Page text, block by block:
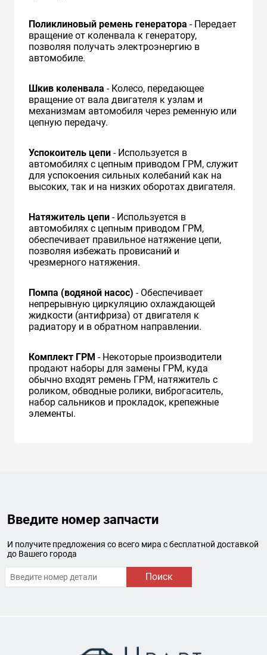
Поликлиновый ремень генератора - Передает
вращение от коленвала к генератору,
позволяя получать электроэнергию в
автомобиле.
Шкив коленвала - Колесо, передающее
вращение от вала двигателя к узлам и
механизмам автомобиля через ременную или
цепную передачу.
Успокоитель цепи - Используется в
автомобилях с цепным приводом ГРМ, служит
для успокоения сильных колебаний как на
высоких, так и на низких оборотах двигателя.
Натяжитель цепи - Используется в
автомобилях с цепным приводом ГРМ,
обеспечивает правильное натяжение цепи,
позволяя избежать провисаний и
чрезмерного натяжения.
Помпа (водяной насос) - Обеспечивает
непрерывную циркуляцию охлаждающей
жидкости (антифриза) от двигателя к
радиатору и в обратном направлении.
Комплект ГРМ - Некоторые производители
продают наборы для замены ГРМ, куда
обычно входят ремень ГРМ, натяжитель с
роликом, обводные ролики, виброгаситель,
набор сальников и прокладок, крепежные
элементы.
Введите номер запчасти
И получите предложения со всего мира с бесплатной доставкой
до Вашего города
Поиск